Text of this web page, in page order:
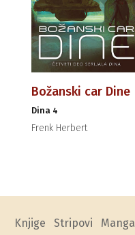
Božanski car Dine
Dina 4
Frenk Herbert
Knjige Stripovi Manga